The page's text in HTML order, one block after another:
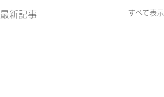
最新記事 すべて表示